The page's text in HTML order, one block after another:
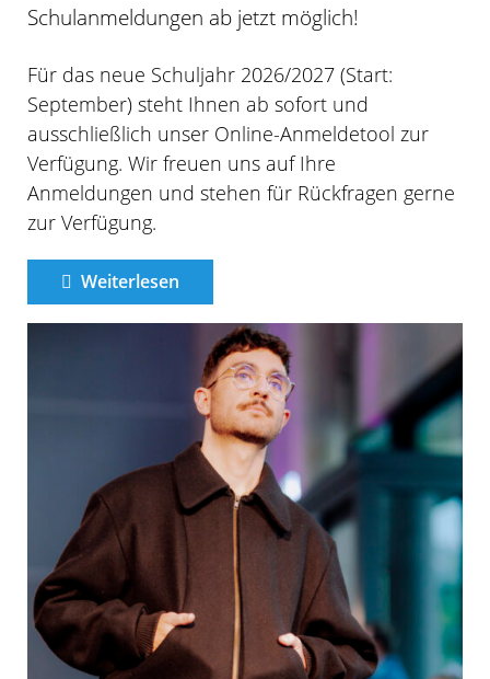
Schulanmeldungen ab jetzt möglich!
Für das neue Schuljahr 2026/2027 (Start:
September) steht Ihnen ab sofort und
ausschließlich unser Online-Anmeldetool zur
Verfügung. Wir freuen uns auf Ihre
Anmeldungen und stehen für Rückfragen gerne
zur Verfügung.
Weiterlesen